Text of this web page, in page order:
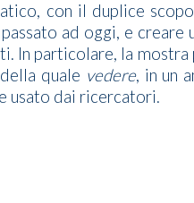
con il duplice
ad oggi, e
In particolare, la
quale vedere, in un
usato dai ricercatori.